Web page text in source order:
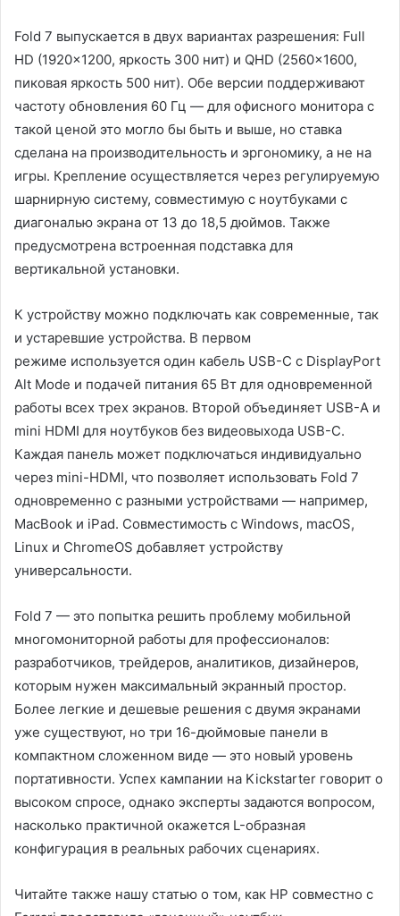
Fold 7 выпускается в двух вариантах разрешения: Full
HD (1920×1200, яркость 300 нит) и QHD (2560×1600,
пиковая яркость 500 нит). Обе версии поддерживают
частоту обновления 60 Гц — для офисного монитора с
такой ценой это могло бы быть и выше, но ставка
сделана на производительность и эргономику, а не на
игры. Крепление осуществляется через регулируемую
шарнирную систему, совместимую с ноутбуками с
диагональю экрана от 13 до 18,5 дюймов. Также
предусмотрена встроенная подставка для
вертикальной установки.
К устройству можно подключать как современные, так
и устаревшие устройства. В первом
режиме используется один кабель USB-C с DisplayPort
Alt Mode и подачей питания 65 Вт для одновременной
работы всех трех экранов. Второй объединяет USB-A и
mini HDMI для ноутбуков без видеовыхода USB-C.
Каждая панель может подключаться индивидуально
через mini-HDMI, что позволяет использовать Fold 7
одновременно с разными устройствами — например,
MacBook и iPad. Совместимость с Windows, macOS,
Linux и ChromeOS добавляет устройству
универсальности.
Fold 7 — это попытка решить проблему мобильной
многомониторной работы для профессионалов:
разработчиков, трейдеров, аналитиков, дизайнеров,
которым нужен максимальный экранный простор.
Более легкие и дешевые решения с двумя экранами
уже существуют, но три 16-дюймовые панели в
компактном сложенном виде — это новый уровень
портативности. Успех кампании на Kickstarter говорит о
высоком спросе, однако эксперты задаются вопросом,
насколько практичной окажется L-образная
конфигурация в реальных рабочих сценариях.
Читайте также нашу статью о том, как HP совместно с